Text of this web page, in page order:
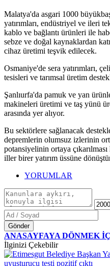
Malatya'da asgari 1000
yatırımları, endüstriyel ve ileri
kablo ve bağlantı ürünleri ile
sebze ve doğal kaynaklardan
cihaz üretimi teşvik edilecek.
Osmaniye'de sera yatırımları,
tesisleri ve tarımsal üretim
Şanlıurfa'da pamuk ve yan
makineleri üretimi ve taş yünü
arasında yer alıyor.
Bu sektörlere sağlanacak
depremlerin olumsuz izlerinin
potansiyelinin ortaya
iller birer yatırım üssüne
YORUMLAR
Gönder
ANASAYFAYA DÖNMEK
İlginizi Çekebilir